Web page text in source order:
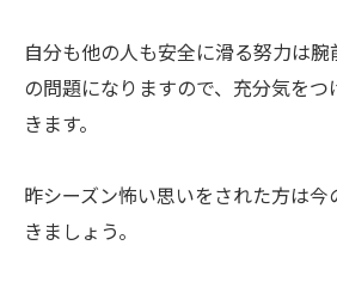
自分も他の人も安全に滑る努力は
の問題になりますので、充分気を
きます。
昨シーズン怖い思いをされた方は
きましょう。